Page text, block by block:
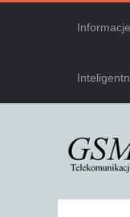
Informacje